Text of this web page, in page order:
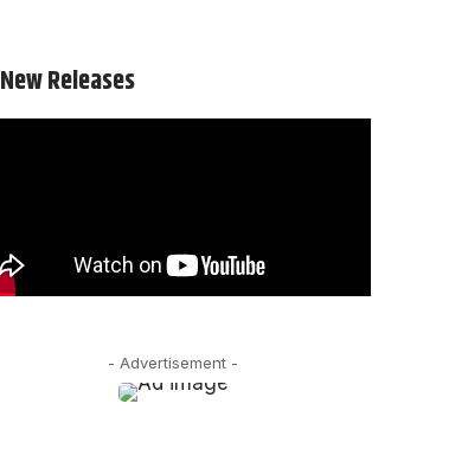
New Releases
- Advertisement -